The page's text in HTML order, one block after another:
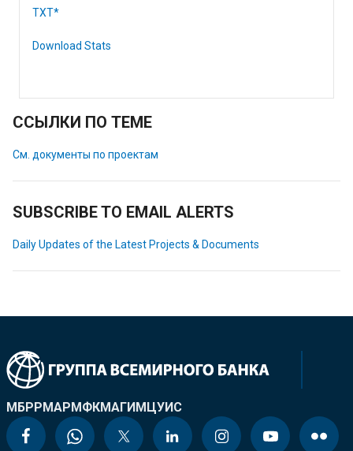
TXT*
Download Stats
ССЫЛКИ ПО ТЕМЕ
См. документы по проектам
SUBSCRIBE TO EMAIL ALERTS
Daily Updates of the Latest Projects & Documents
МБРРМАРМФКМАГИМЦУИС